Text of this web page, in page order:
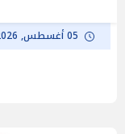
05 أغسطس, 2026 09:01 م